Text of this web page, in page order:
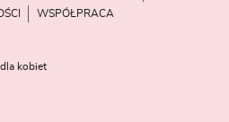
WSPÓŁPRACA
kobiet